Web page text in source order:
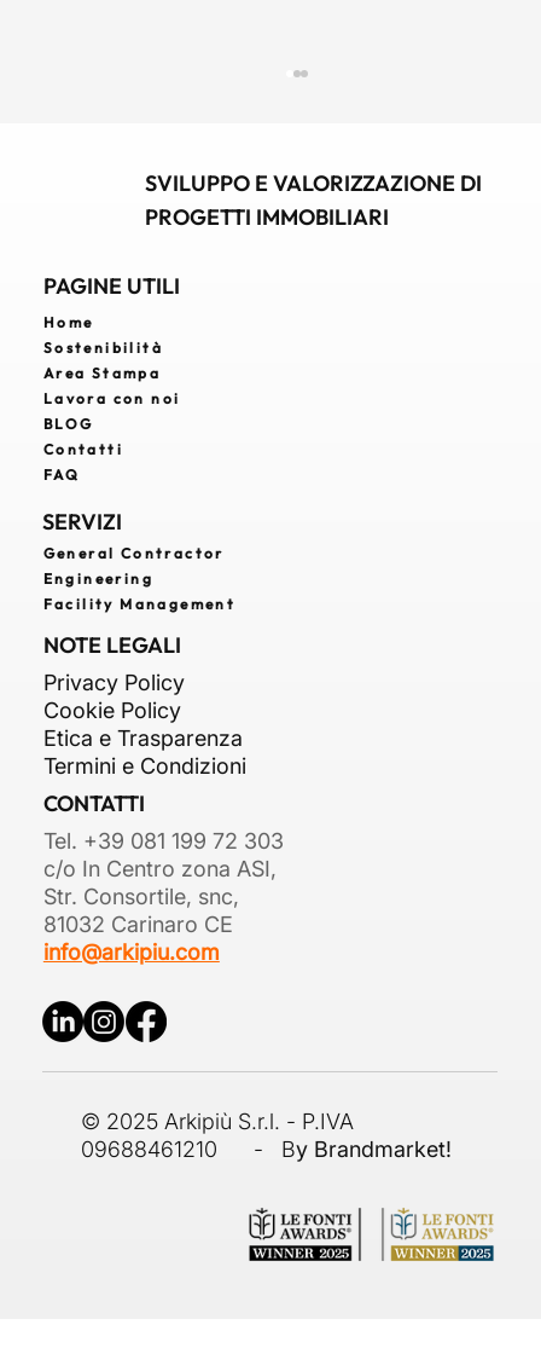
Quali sono le fasi della costruzione di un
edificio? Guida completa alla
progettazione immobiliare
SVILUPPO E VALORIZZAZIONE DI
PROGETTI IMMOBILIARI
PAGINE UTILI
Home
Sostenibilità
Area Stampa
Lavora con noi
BLOG
Contatti
FAQ
SERVIZI
General Contractor
Engineering
Facility Management
NOTE LEGALI
Privacy Policy
Cookie Policy
Etica e Trasparenza
Termini e Condizioni
CONTATTI
Tel. +39 081 199 72 303
c/o In Centro zona ASI,
Str. Consortile, snc,
81032 Carinaro CE
info@arkipiu.com
© 2025 Arkipiù S.r.l. - P.IVA
09688461210 - By Brandmarket!